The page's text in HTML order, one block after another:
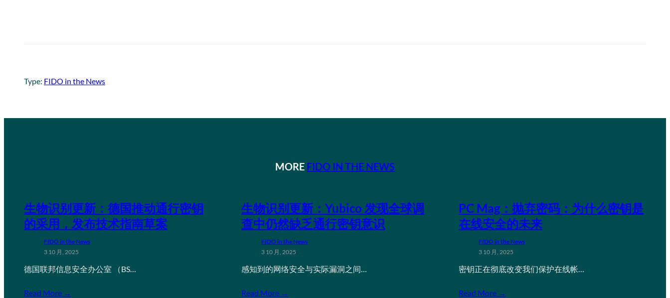
Type: FIDO in the News
MORE FIDO IN THE NEWS
生物识别更新：德国推动通行密钥
的采用，发布技术指南草案
FIDO in the News
3 10 月, 2025
德国联邦信息安全办公室 （BS…
Read More →
生物识别更新：Yubico 发现全球调
查中仍然缺乏通行密钥意识
FIDO in the News
3 10 月, 2025
感知到的网络安全与实际漏洞之间…
Read More →
PC Mag：抛弃密码：为什么密钥是
在线安全的未来
FIDO in the News
3 10 月, 2025
密钥正在彻底改变我们保护在线帐…
Read More →